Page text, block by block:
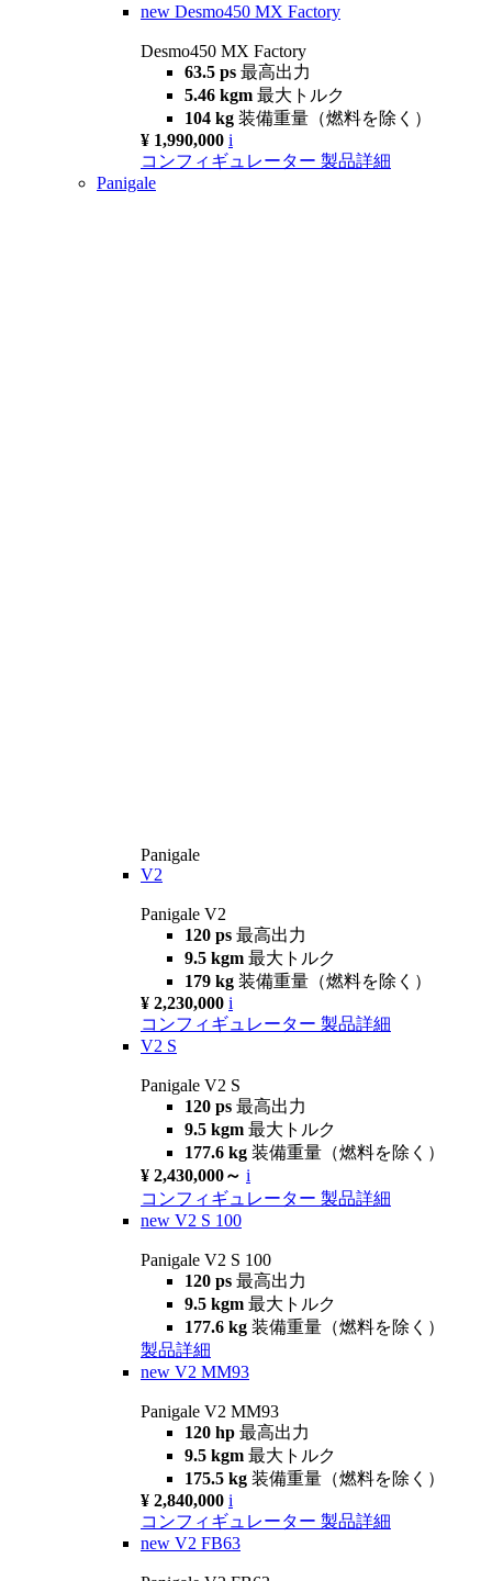
new Desmo450 MX Factory
Desmo450 MX Factory
63.5 ps 最高出力
5.46 kgm 最大トルク
104 kg 装備重量（燃料を除く）
¥ 1,990,000 i
コンフィギュレーター 製品詳細
Panigale
Panigale
V2
Panigale V2
120 ps 最高出力
9.5 kgm 最大トルク
179 kg 装備重量（燃料を除く）
¥ 2,230,000 i
コンフィギュレーター 製品詳細
V2 S
Panigale V2 S
120 ps 最高出力
9.5 kgm 最大トルク
177.6 kg 装備重量（燃料を除く）
¥ 2,430,000～ i
コンフィギュレーター 製品詳細
new V2 S 100
Panigale V2 S 100
120 ps 最高出力
9.5 kgm 最大トルク
177.6 kg 装備重量（燃料を除く）
製品詳細
new V2 MM93
Panigale V2 MM93
120 hp 最高出力
9.5 kgm 最大トルク
175.5 kg 装備重量（燃料を除く）
¥ 2,840,000 i
コンフィギュレーター 製品詳細
new V2 FB63